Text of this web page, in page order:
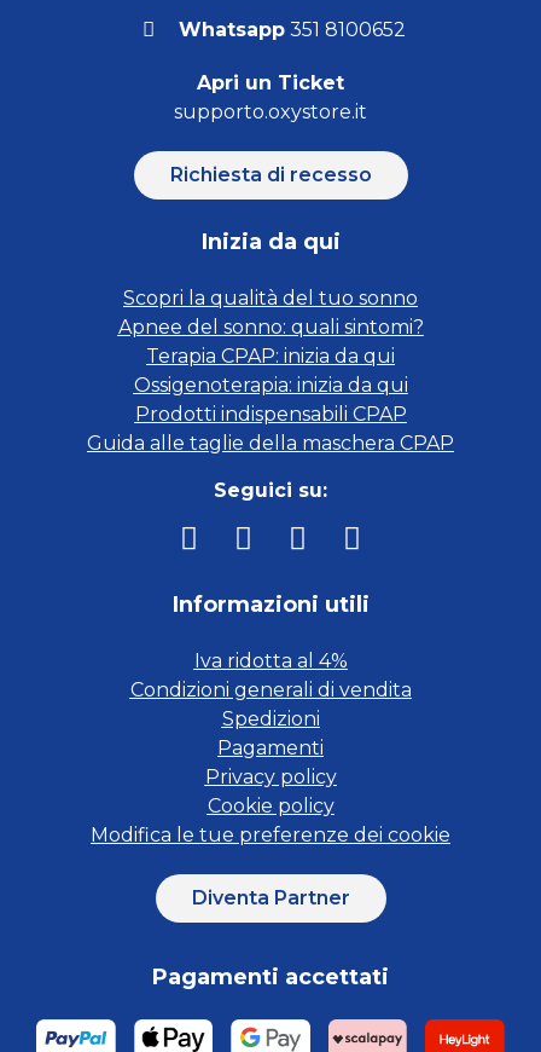
Whatsapp351 8100652
Apri un Ticket
supporto.oxystore.it
Richiesta di recesso
Inizia da qui
Scopri la qualità del tuo sonno
Apnee del sonno: quali sintomi?
Terapia CPAP: inizia da qui
Ossigenoterapia: inizia da qui
Prodotti indispensabili CPAP
Guida alle taglie della maschera CPAP
Seguici su:
Informazioni utili
Iva ridotta al 4%
Condizioni generali di vendita
Spedizioni
Pagamenti
Privacy policy
Cookie policy
Modifica le tue preferenze dei cookie
Diventa Partner
Pagamenti accettati